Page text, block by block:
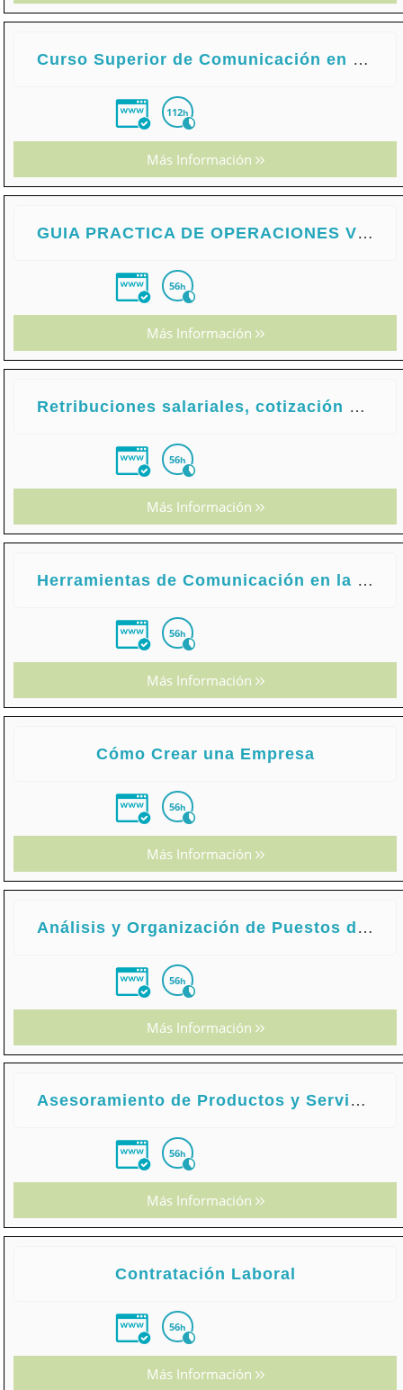
Curso Superior de Comunicación en la Empresa para Secretariado de Dirección
112h
Más Información
GUIA PRACTICA DE OPERACIONES VINCULADAS. CONTABILIDAD Y FISCALIDAD
56h
Más Información
Retribuciones salariales, cotización y recaudación
56h
Más Información
Herramientas de Comunicación en la Oficina, Documentación y Gestión
56h
Más Información
Cómo Crear una Empresa
56h
Más Información
Análisis y Organización de Puestos de Trabajo
56h
Más Información
Asesoramiento de Productos y Servicios de Seguros y Reaseguros
56h
Más Información
Contratación Laboral
56h
Más Información